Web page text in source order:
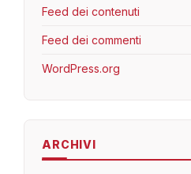
Feed dei contenuti
Feed dei commenti
WordPress.org
ARCHIVI